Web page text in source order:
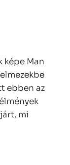
képe Man
ebben az
mi